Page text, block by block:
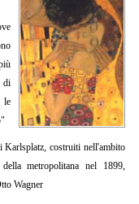
di
Karlsplatz, costruiti nell'ambito
metropolitana nel 1899,
Wagner